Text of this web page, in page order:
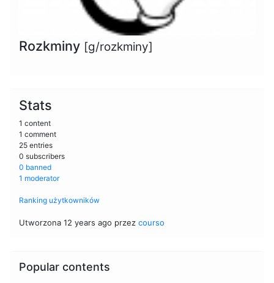
Rozkminy [g/rozkminy]
Stats
1 content
1 comment
25 entries
0 subscribers
0 banned
1 moderator
Ranking użytkowników
Utworzona 12 years ago przez courso
Popular contents